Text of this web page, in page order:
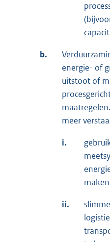
b.
energie- of
uitstoot of
meer
i.
ii.